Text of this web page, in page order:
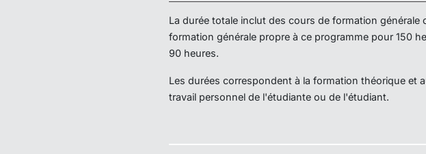
La durée totale inclut des cours de formation
formation générale propre à ce programme pour 150
90 heures.
Les durées correspondent à la formation théorique et
travail personnel de l'étudiante ou de l'étudiant.